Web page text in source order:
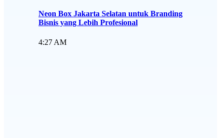
Neon Box Jakarta Selatan untuk Branding
Bisnis yang Lebih Profesional
4:27 AM